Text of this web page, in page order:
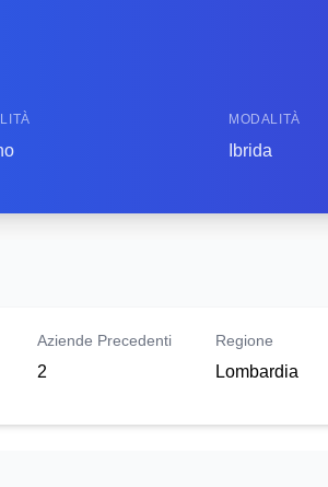
MODALITÀ
Ibrida
Aziende Precedenti
2
Regione
Lombardia